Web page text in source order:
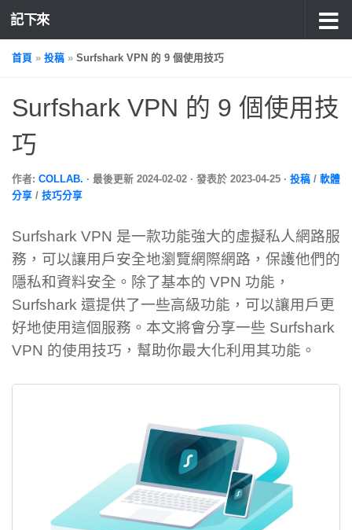
記下來
首頁 » 投稿 » Surfshark VPN 的 9 個使用技巧
Surfshark VPN 的 9 個使用技
巧
作者: COLLAB. · 最後更新 2024-02-02 · 發表於 2023-04-25 · 投稿 / 軟體
分享 / 技巧分享
Surfshark VPN 是一款功能強大的虛擬私人網路服
務，可以讓用戶安全地瀏覽網際網路，保護他們的
隱私和資料安全。除了基本的 VPN 功能，
Surfshark 還提供了一些高級功能，可以讓用戶更
好地使用這個服務。本文將會分享一些 Surfshark
VPN 的使用技巧，幫助你最大化利用其功能。